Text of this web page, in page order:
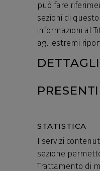
può fare
sezioni di
informazioni al
agli estremi
STATISTICA
I servizi
sezione
Trattamento di